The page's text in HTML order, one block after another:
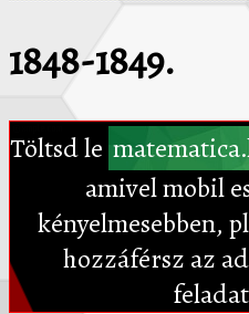
1848-1849.
Töltsd le
amivel mobil
kényelmesebben,
hozzáférsz az